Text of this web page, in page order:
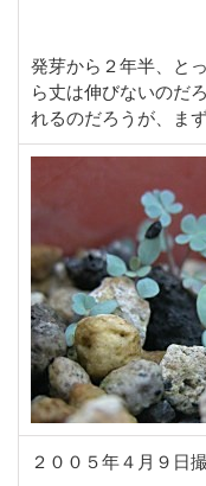
発芽から２年半、と
ら丈は伸びないのだ
れるのだろうが、ま
２００５年４月９日